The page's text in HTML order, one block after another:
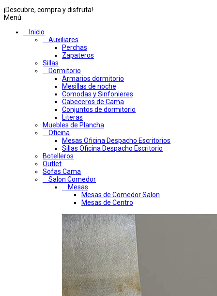
¡Descubre, compra y disfruta!
Menú
Inicio
Auxiliares
Perchas
Zapateros
Sillas
Dormitorio
Armarios dormitorio
Mesillas de noche
Comodas y Sinfonieres
Cabeceros de Cama
Conjuntos de dormitorio
Literas
Muebles de Plancha
Oficina
Mesas Oficina Despacho Escritorios
Sillas Oficina Despacho Escritorio
Botelleros
Outlet
Sofas Cama
Salon Comedor
Mesas
Mesas de Comedor Salon
Mesas de Centro